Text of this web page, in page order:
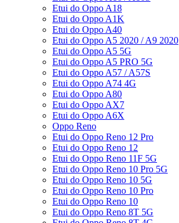
Etui do Oppo A18
Etui do Oppo A1K
Etui do Oppo A40
Etui do Oppo A5 2020 / A9 2020
Etui do Oppo A5 5G
Etui do Oppo A5 PRO 5G
Etui do Oppo A57 / A57S
Etui do Oppo A74 4G
Etui do Oppo A80
Etui do Oppo AX7
Etui do Oppo A6X
Oppo Reno
Etui do Oppo Reno 12 Pro
Etui do Oppo Reno 12
Etui do Oppo Reno 11F 5G
Etui do Oppo Reno 10 Pro 5G
Etui do Oppo Reno 10 5G
Etui do Oppo Reno 10 Pro
Etui do Oppo Reno 10
Etui do Oppo Reno 8T 5G